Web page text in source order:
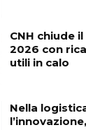
CNH chiude
2026 con
utili in calo
Nella